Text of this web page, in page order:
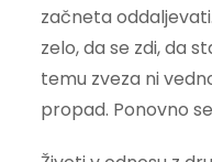
začneta
zelo, da se zdi, da
temu zveza ni
propad. Ponovno